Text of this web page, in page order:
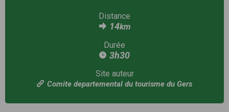
Distance
14km
Durée
3h30
Site auteur
Comite departemental du tourisme du Gers